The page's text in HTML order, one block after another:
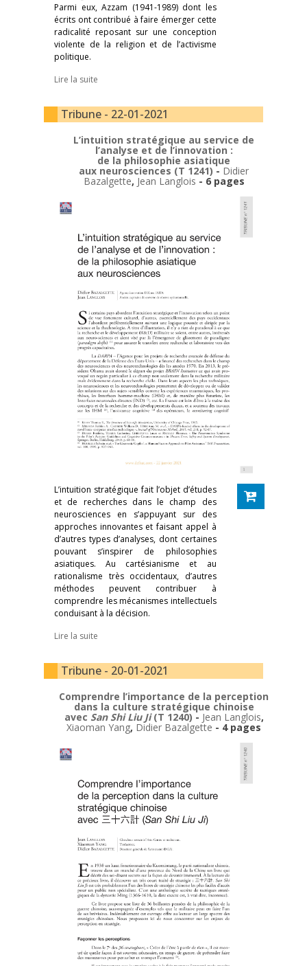
Parmi eux, Azzam (1941-1989) dont les
écrits ont contribué à faire émerger cette
radicalité reposant sur une conception
violente de la religion et de l’activisme
politique.
Lire la suite
Tribune - 22-01-2021
L’intuition stratégique au service de
l’analyse et de l’innovation :
de la philosophie asiatique
aux neurosciences (T 1241) - Didier
Bazalgette, Jean Langlois - 6 pages
L’intuition stratégique fait l’objet d’études
et de recherches dans le champ des
neurosciences en s’appuyant sur des
approches innovantes et faisant appel à
d’autres types d’analyses, dont certaines
pouvant s’inspirer de philosophies
asiatiques. Au cartésianisme et au
rationalisme très occidentaux, d’autres
méthodes peuvent contribuer à
comprendre les mécanismes intellectuels
conduisant à la décision.
Lire la suite
Tribune - 20-01-2021
Comprendre l’importance de la perception
dans la culture stratégique chinoise
avec San Shi Liu Ji(T 1240) - Jean Langlois,
Xiaoman Yang, Didier Bazalgette - 4 pages